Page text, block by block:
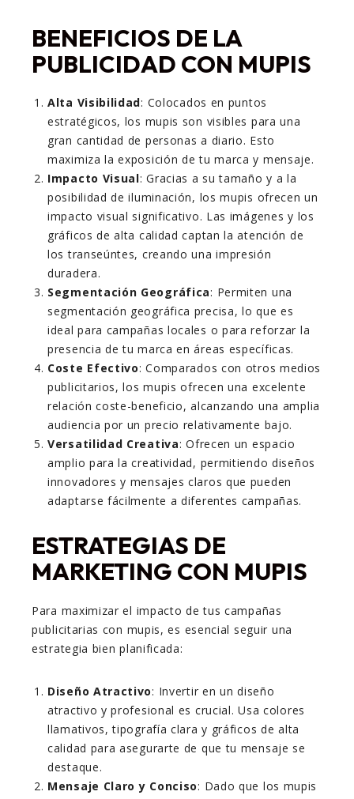
BENEFICIOS DE LA
PUBLICIDAD CON MUPIS
Alta Visibilidad: Colocados en puntos
estratégicos, los mupis son visibles para una
gran cantidad de personas a diario. Esto
maximiza la exposición de tu marca y mensaje.
Impacto Visual: Gracias a su tamaño y a la
posibilidad de iluminación, los mupis ofrecen un
impacto visual significativo. Las imágenes y los
gráficos de alta calidad captan la atención de
los transeúntes, creando una impresión
duradera.
Segmentación Geográfica: Permiten una
segmentación geográfica precisa, lo que es
ideal para campañas locales o para reforzar la
presencia de tu marca en áreas específicas.
Coste Efectivo: Comparados con otros medios
publicitarios, los mupis ofrecen una excelente
relación coste-beneficio, alcanzando una amplia
audiencia por un precio relativamente bajo.
Versatilidad Creativa: Ofrecen un espacio
amplio para la creatividad, permitiendo diseños
innovadores y mensajes claros que pueden
adaptarse fácilmente a diferentes campañas.
ESTRATEGIAS DE
MARKETING CON MUPIS
Para maximizar el impacto de tus campañas
publicitarias con mupis, es esencial seguir una
estrategia bien planificada:
Diseño Atractivo: Invertir en un diseño
atractivo y profesional es crucial. Usa colores
llamativos, tipografía clara y gráficos de alta
calidad para asegurarte de que tu mensaje se
destaque.
Mensaje Claro y Conciso: Dado que los mupis